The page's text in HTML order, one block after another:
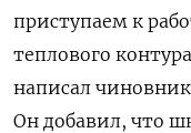
приступаем к
теплового
написал
Он добавил, что